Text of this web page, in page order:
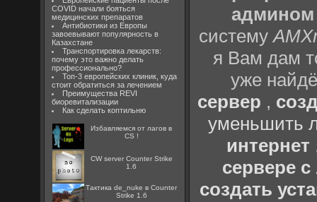
COVID начали бояться
медицинских препаратов
Антибиотики из Европы
завоевывают популярность в
Казахстане
Транспортировка лекарств:
почему это важно делать
профессионально?
Топ-3 европейских клиник, куда
стоит обратиться за лечением
Преимущества REVI
биоревитализации
Как сделать коптильню
Избавляемся от лагов в
CS !
CW server Counter Strike
1.6
Тактика de_nuke в Counter
Strike 1.6
админом
систему
я Вам дам
уже
сервер ,
уменьшить
интернет
сервере
создать